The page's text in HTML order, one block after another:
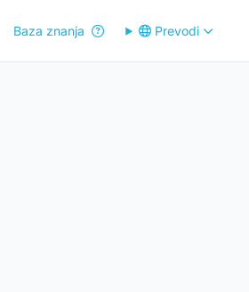
Baza znanja Prevodi